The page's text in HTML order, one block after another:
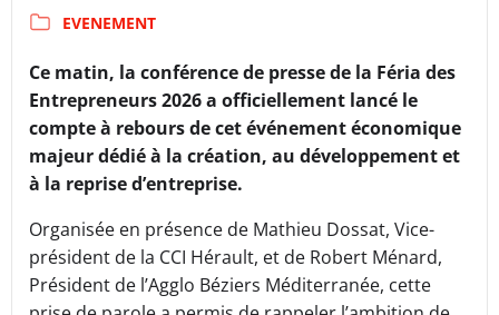
EVENEMENT
Ce matin, la conférence de presse de la Féria des
Entrepreneurs 2026 a officiellement lancé le
compte à rebours de cet événement économique
majeur dédié à la création, au développement et
à la reprise d’entreprise.
Organisée en présence de Mathieu Dossat, Vice-
président de la CCI Hérault, et de Robert Ménard,
Président de l’Agglo Béziers Méditerranée, cette